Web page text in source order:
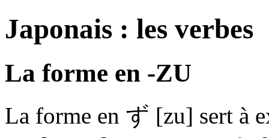
Japonais : les verbes
La forme en -ZU
La forme en ず [zu] sert à